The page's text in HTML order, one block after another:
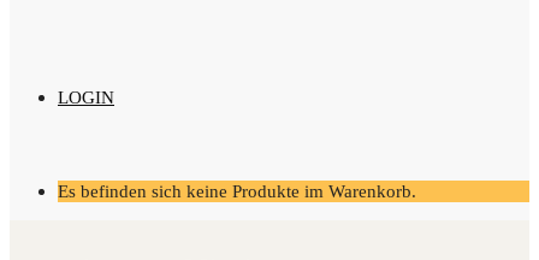
LOGIN
Es befinden sich keine Produkte im Warenkorb.